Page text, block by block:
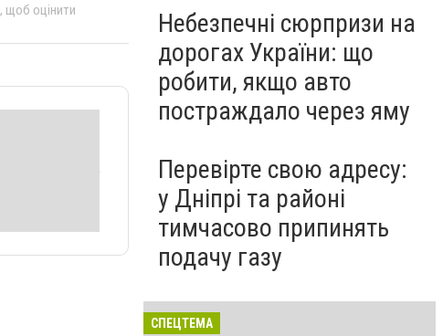
, щоб оцінити
Небезпечні сюрпризи на
дорогах України: що
робити, якщо авто
постраждало через яму
Перевірте свою адресу:
у Дніпрі та районі
тимчасово припинять
подачу газу
СПЕЦТЕМА